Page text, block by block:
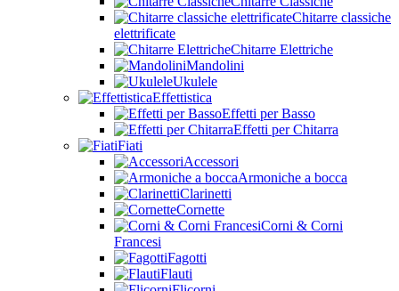
Chitarre classiche
elettrificate
Chitarre Elettriche
Mandolini
Ukulele
Effettistica
Effetti per Basso
Effetti per Chitarra
Fiati
Accessori
Armoniche a bocca
Clarinetti
Cornette
Corni & Corni
Francesi
Fagotti
Flauti